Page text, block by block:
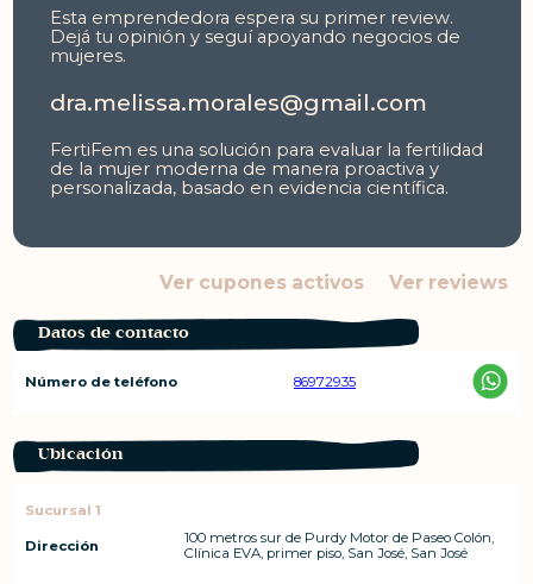
Esta emprendedora espera su primer review.
Dejá tu opinión y seguí apoyando negocios de
mujeres.
dra.melissa.morales@gmail.com
FertiFem es una solución para evaluar la fertilidad
de la mujer moderna de manera proactiva y
personalizada, basado en evidencia científica.
Ver cupones activos Ver reviews
Datos de contacto
Número de teléfono 86972935
Ubicación
Sucursal 1
Dirección
100 metros sur de Purdy Motor de Paseo Colón,
Clínica EVA, primer piso, San José, San José